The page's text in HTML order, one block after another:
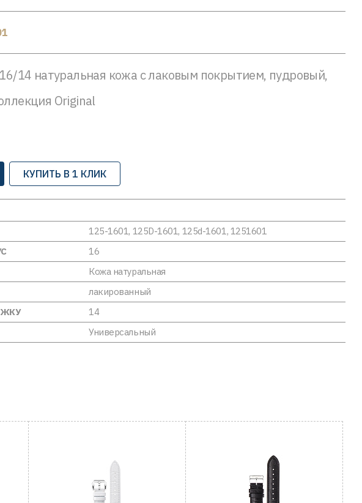
14 натуральная кожа с лаковым покрытием, пудровый,
Original
КУПИТЬ В 1 КЛИК
125-1601, 125D-1601, 125d-1601, 1251601
16
Кожа натуральная
лакированный
14
Универсальный